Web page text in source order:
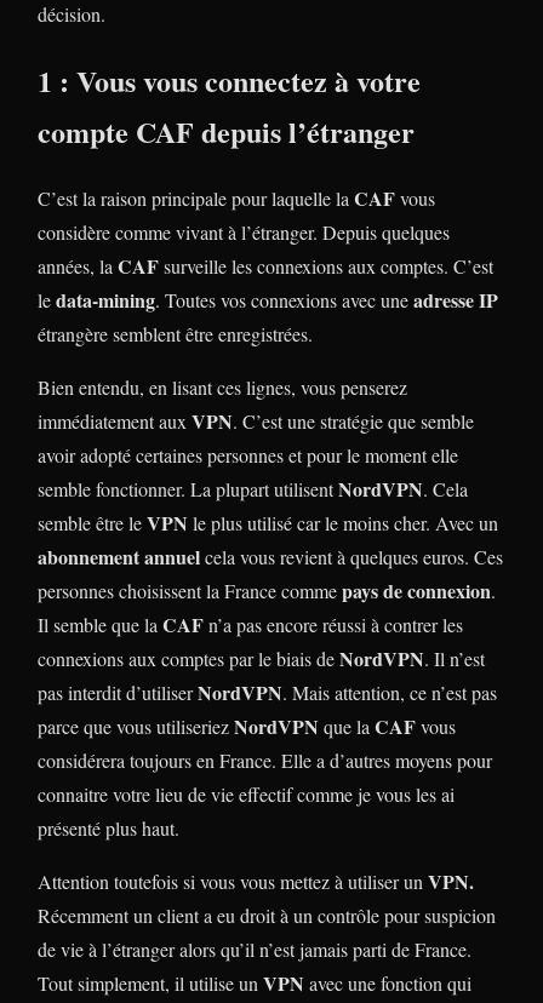
décision.
1 : Vous vous connectez à votre
compte CAF depuis l’étranger
C’est la raison principale pour laquelle la CAFvous
considère comme vivant à l’étranger. Depuis quelques
années, la CAFsurveille les connexions aux comptes. C’est
ledata-mining. Toutes vos connexions avec uneadresse IP
étrangère semblent être enregistrées.
Bien entendu, en lisant ces lignes, vous penserez
immédiatement aux VPN. C’est une stratégie que semble
avoir adopté certaines personnes et pour le moment elle
semble fonctionner. La plupart utilisentNordVPN. Cela
semble être leVPN le plus utilisé car le moins cher. Avec un
abonnement annuelcela vous revient à quelques euros. Ces
personnes choisissent la France commepays de connexion.
Il semble que la CAFn’a pas encore réussi à contrer les
connexions aux comptes par le biais deNordVPN. Il n’est
pas interdit d’utiliserNordVPN. Mais attention, ce n’est pas
parce que vous utiliseriezNordVPN que la CAFvous
considérera toujours en France. Elle a d’autres moyens pour
connaitre votre lieu de vie effectif comme je vous les ai
présenté plus haut.
Attention toutefois si vous vous mettez à utiliser un VPN.
Récemment un client a eu droit à un contrôle pour suspicion
de vie à l’étranger alors qu’il n’est jamais parti de France.
Tout simplement, il utilise un VPN avec une fonction qui